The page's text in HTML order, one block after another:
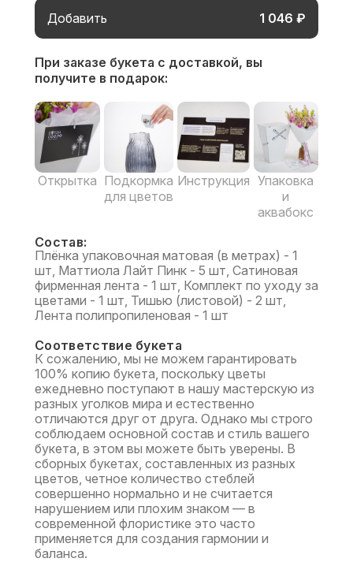
Добавить 1 046 ₽
При заказе букета с доставкой, вы
получите в подарок:
Открытка Подкормка
для цветов
Инструкция Упаковка
и
аквабокс
Состав:
Плёнка упаковочная матовая (в метрах) - 1
шт, Маттиола Лайт Пинк - 5 шт, Сатиновая
фирменная лента - 1 шт, Комплект по уходу за
цветами - 1 шт, Тишью (листовой) - 2 шт,
Лента полипропиленовая - 1 шт
Соответствие букета
К сожалению, мы не можем гарантировать
100% копию букета, поскольку цветы
ежедневно поступают в нашу мастерскую из
разных уголков мира и естественно
отличаются друг от друга. Однако мы строго
соблюдаем основной состав и стиль вашего
букета, в этом вы можете быть уверены. В
сборных букетах, составленных из разных
цветов, четное количество стеблей
совершенно нормально и не считается
нарушением или плохим знаком — в
современной флористике это часто
применяется для создания гармонии и
баланса.